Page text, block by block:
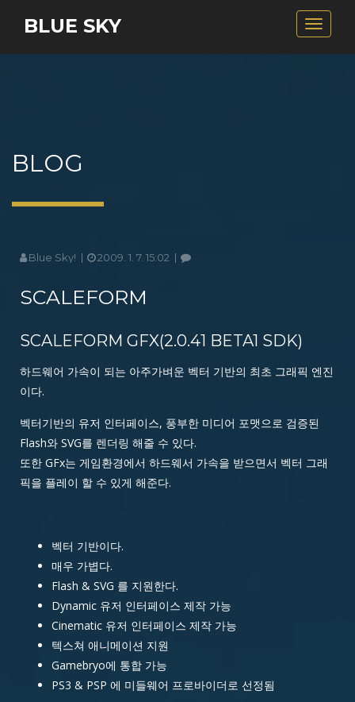
BLUE SKY Toggle
BLOG
Blue Sky! 2009. 1. 7. 15:02
SCALEFORM
SCALEFORM GFX(2.0.41 BETA1 SDK)
하드웨어 가속이 되는 아주가벼운 벡터 기반의 최초 그래픽 엔진
이다.
벡터기반의 유저 인터페이스, 풍부한 미디어 포맷으로 검증된
Flash와 SVG를 렌더링 해줄 수 있다.
또한 GFx는 게임환경에서 하드웨서 가속을 받으면서 벡터 그래
픽을 플레이 할 수 있게 해준다.
벡터 기반이다.
매우 가볍다.
Flash & SVG 를 지원한다.
Dynamic 유저 인터페이스 제작 가능
Cinematic 유저 인터페이스 제작 가능
텍스쳐 애니메이션 지원
Gamebryo에 통합 가능
PS3 & PSP 에 미들웨어 프로바이더로 선정됨